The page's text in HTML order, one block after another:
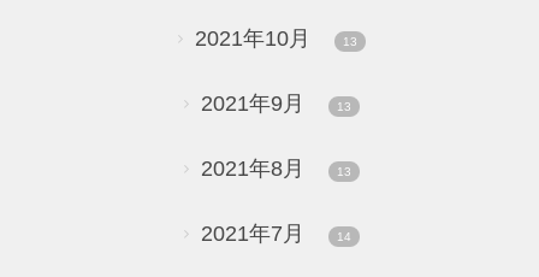
2021年10月 13
2021年9月 13
2021年8月 13
2021年7月 14